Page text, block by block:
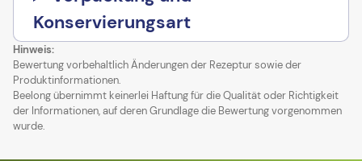
Konservierungsart
Hinweis:
Bewertung vorbehaltlich Änderungen der Rezeptur sowie der
Produktinformationen.
Beelong übernimmt keinerlei Haftung für die Qualität oder Richtigkeit
der Informationen, auf deren Grundlage die Bewertung vorgenommen
wurde.